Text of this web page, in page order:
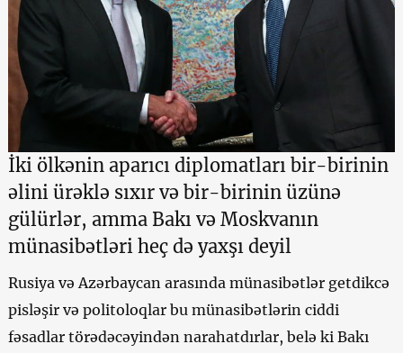
İki ölkənin aparıcı diplomatları bir-birinin
əlini ürəklə sıxır və bir-birinin üzünə
gülürlər, amma Bakı və Moskvanın
münasibətləri heç də yaxşı deyil
Rusiya və Azərbaycan arasında münasibətlər getdikcə
pisləşir və politoloqlar bu münasibətlərin ciddi
fəsadlar törədəcəyindən narahatdırlar, belə ki Bakı